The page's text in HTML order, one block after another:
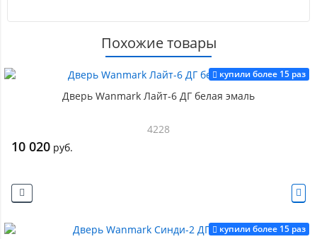
Похожие товары
купили более 15 раз
Дверь Wanmark Лайт-6 ДГ белая эмаль
4228
10 020 руб.
купили более 15 раз